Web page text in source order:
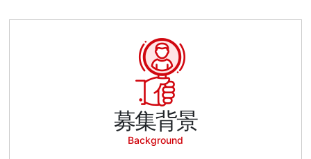
募集背景
Background